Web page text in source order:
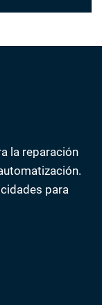
la reparación
para